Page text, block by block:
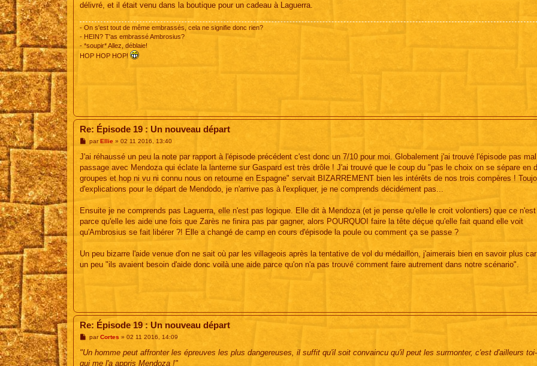
délivré, et il était venu dans la boutique pour un cadeau à Laguerra.
- On s'est tout de même embrassés, cela ne signifie donc rien?
- HEIN? T'as embrassé Ambrosius?
- *soupir* Allez, déblaie!
HOP HOP HOP!
Re: Épisode 19 : Un nouveau départ
M
s
a
g
parEllie» 02 11 2016, 13:40
J'ai réhaussé un peu la note par rapport à l'épisode précédent c'est donc un 7/10 pour moi. Globalement j'ai trouvé l'épisode pas
passage avec Mendoza qui éclate la lanterne sur Gaspard est très drôle ! J'ai trouvé que le coup du "pas le choix on se sépare en
groupes et hop ni vu ni connu nous on retourne en Espagne" servait BIZARREMENT bien les intérêts de nos trois compères !
d'explications pour le départ de Mendodo, je n'arrive pas à l'expliquer, je ne comprends décidément pas...
Ensuite je ne comprends pas Laguerra, elle n'est pas logique. Elle dit à Mendoza (et je pense qu'elle le croit volontiers) que ce n'est
parce qu'elle les aide une fois que Zarès ne finira pas par gagner, alors POURQUOI faire la tête déçue qu'elle fait quand elle voit
qu'Ambrosius se fait libérer ?! Elle a changé de camp en cours d'épisode la poule ou comment ça se passe ?
Un peu bizarre l'aide venue d'on ne sait où par les villageois après la tentative de vol du médaillon, j'aimerais bien en savoir plus
un peu "ils avaient besoin d'aide donc voilà une aide parce qu'on n'a pas trouvé comment faire autrement dans notre scénario".
Re: Épisode 19 : Un nouveau départ
M
s
parCortes » 02 11 2016, 14:09
"Un homme peut affronter les épreuves les plus dangereuses, il suffit qu'il soit convaincu qu'il peut les surmonter, c'est d'ailleurs
qui me l'a appris Mendoza !"